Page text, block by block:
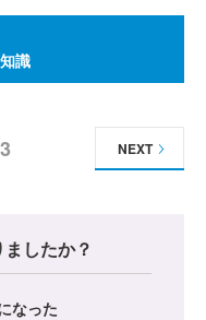
識
3 NEXT
したか？
なった